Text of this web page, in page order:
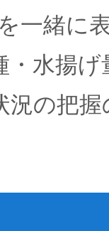
一緒に
・水揚
況の把